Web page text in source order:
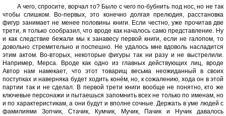
А чего, спросите, ворчал то? Было с чего по-бубнить под нос, но не так
чтобы слишком. Во-первых, это конечно долгая прелюдия, расстановка
фигур занимает не менее половины книги. Если честно, уже прочитав две
трети, я только сообразил, что вроде как началось само представление. Ну
и как следствие бежали мы к занавесу первой книги, если не галопом, то
довольно стремительно и поспешно. Не удалось мне вдоволь насладится
этим актом. Во-вторых, некоторые фигуры так ни разу и не выстрелили.
Например, Мерса. Вроде как одно из главных действующих лиц, вроде
Автор нам намекает, что этот товарищ весьма неожиданный в своих
поступках и наверняка будет ходить конём, но, к сожалению, хода он в этой
партии так и не сделал. В первой трети книги вообще не понятно, кто же
ключевые персонажи и пытаешься запомнить всех не только по именам, но
и по характеристикам, а они будут и вполне сочные. Держать в уме людей с
фамилиями Зопчик, Стачик, Кумчик, Мучик, Пачик и Нучик давалось